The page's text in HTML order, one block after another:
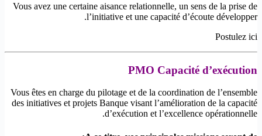
Vous avez une certaine aisance relationnelle, un sens de la prise de
l’initiative et une capacité d’écoute développer.
Postulez ici
PMO Capacité d’exécution
Vous êtes en charge du pilotage et de la coordination de l’ensemble
des initiatives et projets Banque visant l’amélioration de la capacité
d’exécution et l’excellence opérationnelle.